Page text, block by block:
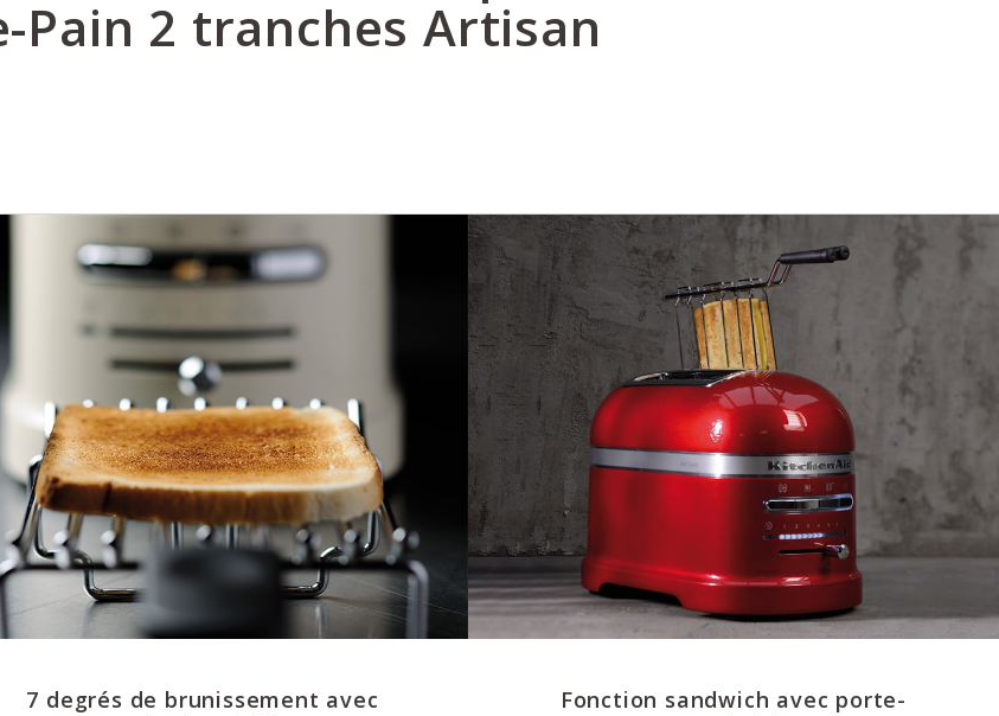
Pain 2 tranches Artisan
7 degrés de brunissement avec
Fonction sandwich avec porte-